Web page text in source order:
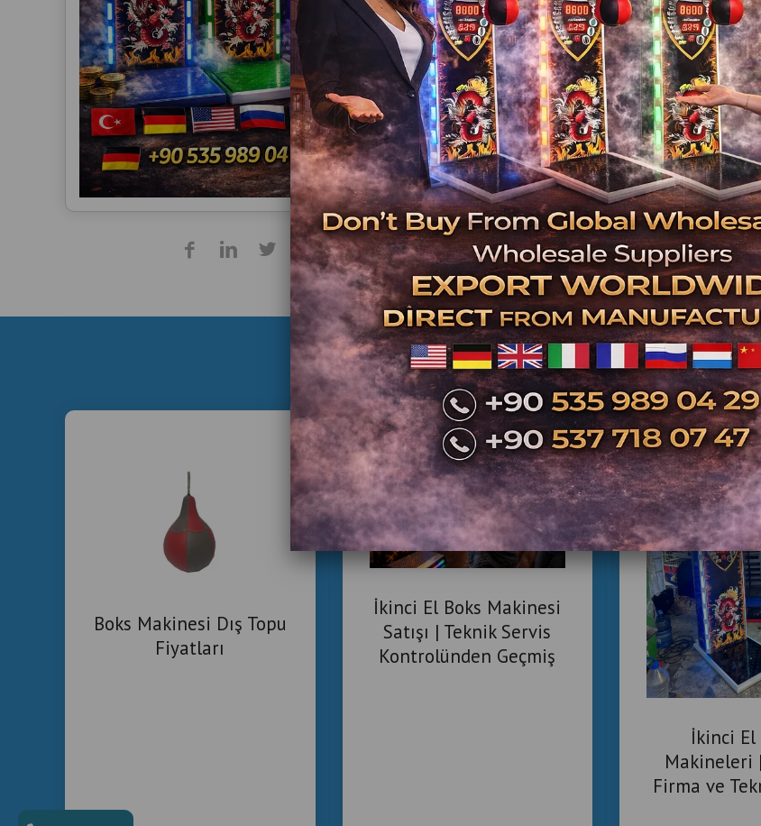
İlgili Ürünler
Boks Makinesi Dış Topu
Fiyatları
İkinci El Boks Makinesi
Satışı | Teknik Servis
Kontrolünden Geçmiş
İkinci El
Makineleri
Firma ve